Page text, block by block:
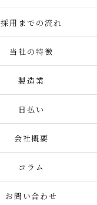
採用までの流れ
当社の特徴
製造業
日払い
会社概要
コラム
お問い合わせ